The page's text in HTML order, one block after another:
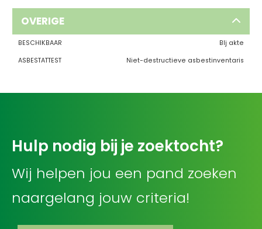
OVERIGE
BESCHIKBAAR
BIj akte
ASBESTATTEST
Niet-destructieve asbestinventaris
Hulp nodig bij je zoektocht?
Wij helpen jou een pand zoeken
naargelang jouw criteria!